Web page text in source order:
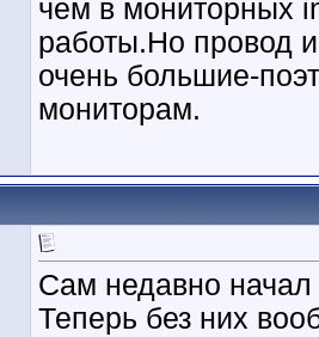
чем в мониторных
работы.Но провод
очень большие-
мониторам.
Сам недавно
Теперь без них